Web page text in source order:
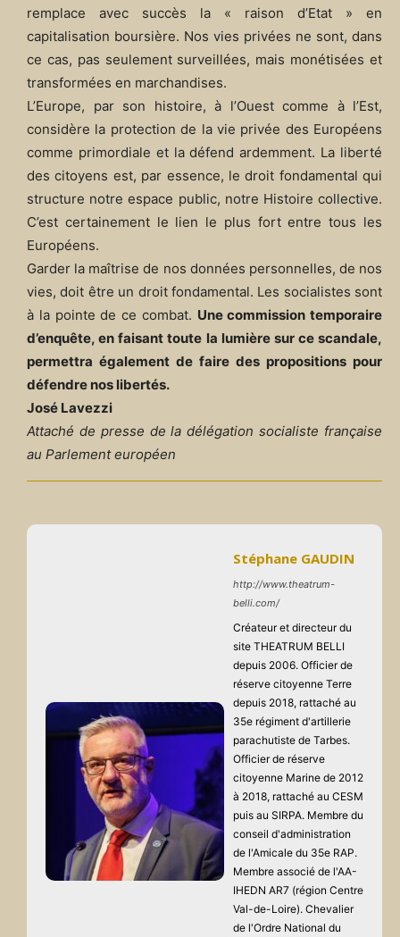
remplace avec succès la « raison d’Etat » en
capitalisation boursière. Nos vies privées ne sont, dans
ce cas, pas seulement surveillées, mais monétisées et
transformées en marchandises.
L’Europe, par son histoire, à l’Ouest comme à l’Est,
considère la protection de la vie privée des Européens
comme primordiale et la défend ardemment. La liberté
des citoyens est, par essence, le droit fondamental qui
structure notre espace public, notre Histoire collective.
C’est certainement le lien le plus fort entre tous les
Européens.
Garder la maîtrise de nos données personnelles, de nos
vies, doit être un droit fondamental. Les socialistes sont
à la pointe de ce combat. Une commission temporaire
d’enquête, en faisant toute la lumière sur ce scandale,
permettra également de faire des propositions pour
défendre nos libertés.
José Lavezzi
Attaché de presse de la délégation socialiste française
au Parlement européen
Stéphane GAUDIN
http://www.theatrum-
belli.com/
Créateur et directeur du
site THEATRUM BELLI
depuis 2006. Officier de
réserve citoyenne Terre
depuis 2018, rattaché au
35e régiment d'artillerie
parachutiste de Tarbes.
Officier de réserve
citoyenne Marine de 2012
à 2018, rattaché au CESM
puis au SIRPA. Membre du
conseil d'administration
de l'Amicale du 35e RAP.
Membre associé de l'AA-
IHEDN AR7 (région Centre
Val-de-Loire). Chevalier
de l'Ordre National du